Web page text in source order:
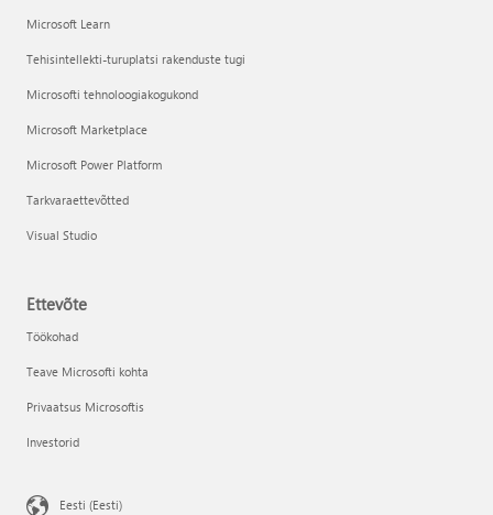
Microsoft Learn
Tehisintellekti-turuplatsi rakenduste tugi
Microsofti tehnoloogiakogukond
Microsoft Marketplace
Microsoft Power Platform
Tarkvaraettevõtted
Visual Studio
Ettevõte
Töökohad
Teave Microsofti kohta
Privaatsus Microsoftis
Investorid
Eesti (Eesti)